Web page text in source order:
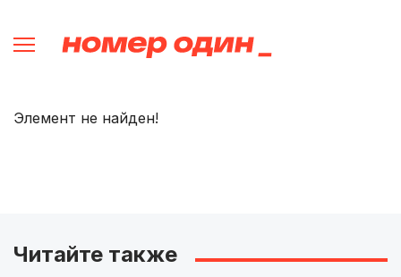
Элемент не найден!
Читайте также